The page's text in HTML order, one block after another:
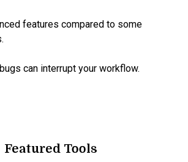
features compared to some
can interrupt your workflow.
Featured Tools